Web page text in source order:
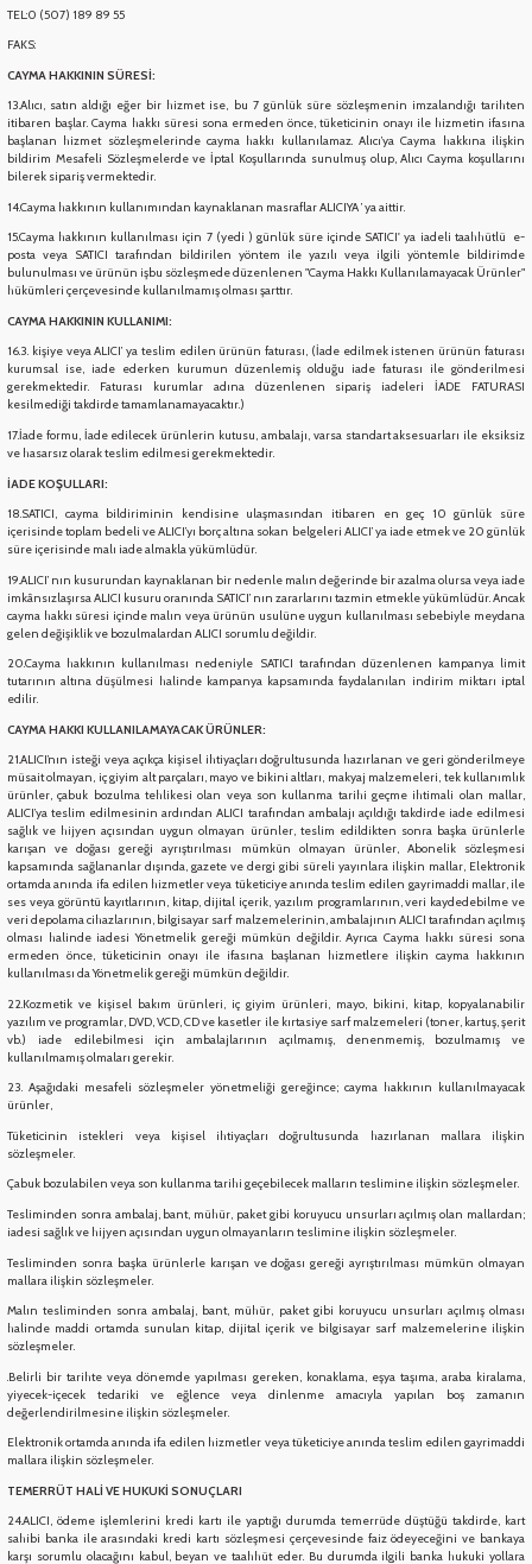
TEL:0 (507) 189 89 55
FAKS:
CAYMA HAKKININ SÜRESİ:
13.Alıcı, satın aldığı eğer bir hizmet ise, bu 7 günlük süre sözleşmenin imzalandığı tarihten
itibaren başlar. Cayma hakkı süresi sona ermeden önce, tüketicinin onayı ile hizmetin ifasına
başlanan hizmet sözleşmelerinde cayma hakkı kullanılamaz. Alıcı’ya Cayma hakkına ilişkin
bildirim Mesafeli Sözleşmelerde ve İptal Koşullarında sunulmuş olup, Alıcı Cayma koşullarını
bilerek sipariş vermektedir.
14.Cayma hakkının kullanımından kaynaklanan masraflar ALICIYA ’ ya aittir.
15.Cayma hakkının kullanılması için 7 (yedi ) günlük süre içinde SATICI' ya iadeli taahhütlü e-
posta veya SATICI tarafından bildirilen yöntem ile yazılı veya ilgili yöntemle bildirimde
bulunulması ve ürünün işbu sözleşmede düzenlenen "Cayma Hakkı Kullanılamayacak Ürünler"
hükümleri çerçevesinde kullanılmamış olması şarttır.
CAYMA HAKKININ KULLANIMI:
16.3. kişiye veya ALICI’ ya teslim edilen ürünün faturası, (İade edilmek istenen ürünün faturası
kurumsal ise, iade ederken kurumun düzenlemiş olduğu iade faturası ile gönderilmesi
gerekmektedir. Faturası kurumlar adına düzenlenen sipariş iadeleri İADE FATURASI
kesilmediği takdirde tamamlanamayacaktır.)
17.İade formu, İade edilecek ürünlerin kutusu, ambalajı, varsa standart aksesuarları ile eksiksiz
ve hasarsız olarak teslim edilmesi gerekmektedir.
İADE KOŞULLARI:
18.SATICI, cayma bildiriminin kendisine ulaşmasından itibaren en geç 10 günlük süre
içerisinde toplam bedeli ve ALICI’yı borç altına sokan belgeleri ALICI’ ya iade etmek ve 20 günlük
süre içerisinde malı iade almakla yükümlüdür.
19.ALICI’ nın kusurundan kaynaklanan bir nedenle malın değerinde bir azalma olursa veya iade
imkânsızlaşırsa ALICI kusuru oranında SATICI’ nın zararlarını tazmin etmekle yükümlüdür. Ancak
cayma hakkı süresi içinde malın veya ürünün usulüne uygun kullanılması sebebiyle meydana
gelen değişiklik ve bozulmalardan ALICI sorumlu değildir.
20.Cayma hakkının kullanılması nedeniyle SATICI tarafından düzenlenen kampanya limit
tutarının altına düşülmesi halinde kampanya kapsamında faydalanılan indirim miktarı iptal
edilir.
CAYMA HAKKI KULLANILAMAYACAK ÜRÜNLER:
21.ALICI’nın isteği veya açıkça kişisel ihtiyaçları doğrultusunda hazırlanan ve geri gönderilmeye
müsait olmayan, iç giyim alt parçaları, mayo ve bikini altları, makyaj malzemeleri, tek kullanımlık
ürünler, çabuk bozulma tehlikesi olan veya son kullanma tarihi geçme ihtimali olan mallar,
ALICI’ya teslim edilmesinin ardından ALICI tarafından ambalajı açıldığı takdirde iade edilmesi
sağlık ve hijyen açısından uygun olmayan ürünler, teslim edildikten sonra başka ürünlerle
karışan ve doğası gereği ayrıştırılması mümkün olmayan ürünler, Abonelik sözleşmesi
kapsamında sağlananlar dışında, gazete ve dergi gibi süreli yayınlara ilişkin mallar, Elektronik
ortamda anında ifa edilen hizmetler veya tüketiciye anında teslim edilen gayrimaddi mallar, ile
ses veya görüntü kayıtlarının, kitap, dijital içerik, yazılım programlarının, veri kaydedebilme ve
veri depolama cihazlarının, bilgisayar sarf malzemelerinin, ambalajının ALICI tarafından açılmış
olması halinde iadesi Yönetmelik gereği mümkün değildir. Ayrıca Cayma hakkı süresi sona
ermeden önce, tüketicinin onayı ile ifasına başlanan hizmetlere ilişkin cayma hakkının
kullanılması da Yönetmelik gereği mümkün değildir.
22.Kozmetik ve kişisel bakım ürünleri, iç giyim ürünleri, mayo, bikini, kitap, kopyalanabilir
yazılım ve programlar, DVD, VCD, CD ve kasetler ile kırtasiye sarf malzemeleri (toner, kartuş, şerit
vb.) iade edilebilmesi için ambalajlarının açılmamış, denenmemiş, bozulmamış ve
kullanılmamış olmaları gerekir.
23. Aşağıdaki mesafeli sözleşmeler yönetmeliği gereğince; cayma hakkının kullanılmayacak
ürünler,
Tüketicinin istekleri veya kişisel ihtiyaçları doğrultusunda hazırlanan mallara ilişkin
sözleşmeler.
Çabuk bozulabilen veya son kullanma tarihi geçebilecek malların teslimine ilişkin sözleşmeler.
Tesliminden sonra ambalaj, bant, mühür, paket gibi koruyucu unsurları açılmış olan mallardan;
iadesi sağlık ve hijyen açısından uygun olmayanların teslimine ilişkin sözleşmeler.
Tesliminden sonra başka ürünlerle karışan ve doğası gereği ayrıştırılması mümkün olmayan
mallara ilişkin sözleşmeler.
Malın tesliminden sonra ambalaj, bant, mühür, paket gibi koruyucu unsurları açılmış olması
halinde maddi ortamda sunulan kitap, dijital içerik ve bilgisayar sarf malzemelerine ilişkin
sözleşmeler.
.Belirli bir tarihte veya dönemde yapılması gereken, konaklama, eşya taşıma, araba kiralama,
yiyecek-içecek tedariki ve eğlence veya dinlenme amacıyla yapılan boş zamanın
değerlendirilmesine ilişkin sözleşmeler.
Elektronik ortamda anında ifa edilen hizmetler veya tüketiciye anında teslim edilen gayrimaddi
mallara ilişkin sözleşmeler.
TEMERRÜT HALİ VE HUKUKİ SONUÇLARI
24.ALICI, ödeme işlemlerini kredi kartı ile yaptığı durumda temerrüde düştüğü takdirde, kart
sahibi banka ile arasındaki kredi kartı sözleşmesi çerçevesinde faiz ödeyeceğini ve bankaya
karşı sorumlu olacağını kabul, beyan ve taahhüt eder. Bu durumda ilgili banka hukuki yollara